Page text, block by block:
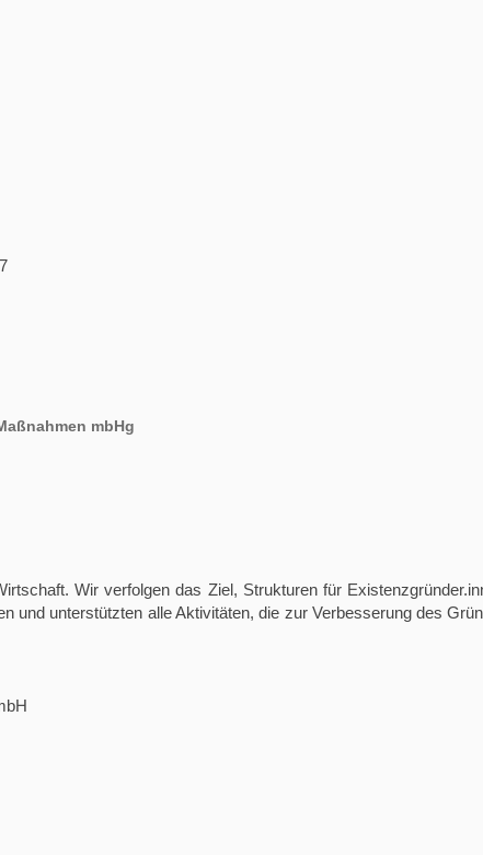
mbHg
Wir verfolgen das Ziel, Strukturen für
und unterstützten alle Aktivitäten, die zur Verbesserung des